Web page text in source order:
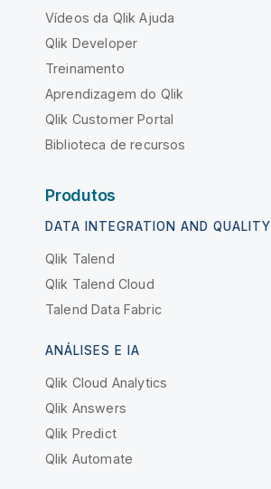
Vídeos da Qlik Ajuda
Qlik Developer
Treinamento
Aprendizagem do Qlik
Qlik Customer Portal
Biblioteca de recursos
Produtos
DATA INTEGRATION AND QUALITY
Qlik Talend
Qlik Talend Cloud
Talend Data Fabric
ANÁLISES E IA
Qlik Cloud Analytics
Qlik Answers
Qlik Predict
Qlik Automate